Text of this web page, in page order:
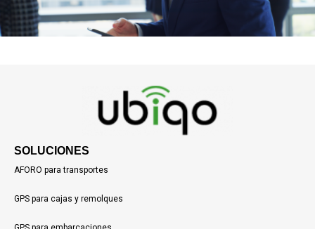
SOLUCIONES
AFORO para transportes
GPS para cajas y remolques